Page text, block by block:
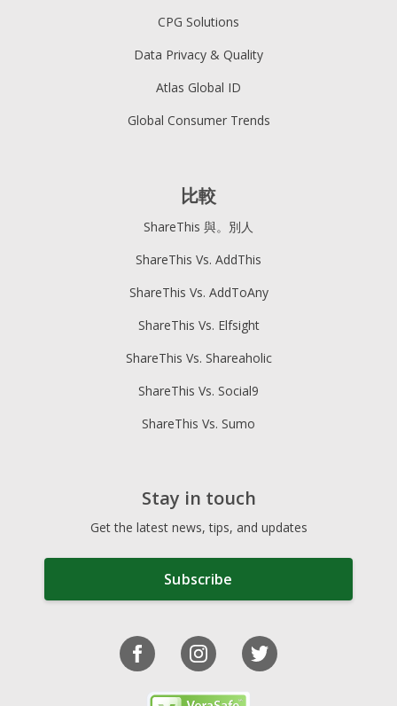
CPG Solutions
Data Privacy & Quality
Atlas Global ID
Global Consumer Trends
比較
ShareThis 與。別人
ShareThis Vs. AddThis
ShareThis Vs. AddToAny
ShareThis Vs. Elfsight
ShareThis Vs. Shareaholic
ShareThis Vs. Social9
ShareThis Vs. Sumo
Stay in touch
Get the latest news, tips, and updates
Subscribe